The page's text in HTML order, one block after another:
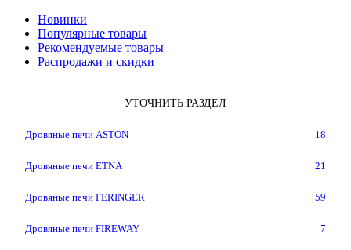
Новинки
Популярные товары
Рекомендуемые товары
Распродажи и скидки
УТОЧНИТЬ РАЗДЕЛ
Дровяные печи ASTON 18
Дровяные печи ETNA 21
Дровяные печи FERINGER 59
Дровяные печи FIREWAY 7